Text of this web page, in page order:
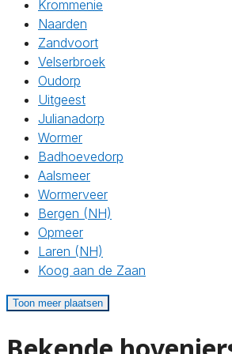
Krommenie
Naarden
Zandvoort
Velserbroek
Oudorp
Uitgeest
Julianadorp
Wormer
Badhoevedorp
Aalsmeer
Wormerveer
Bergen (NH)
Opmeer
Laren (NH)
Koog aan de Zaan
Toon meer plaatsen